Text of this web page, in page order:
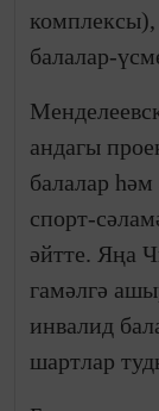
балалар-
андагы
балалар
спорт-
әйтте. Яңа
гамәлгә
инвалид
шартлар